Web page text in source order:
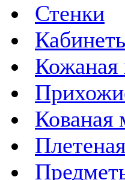
Стенки
Кожаная
Кованая